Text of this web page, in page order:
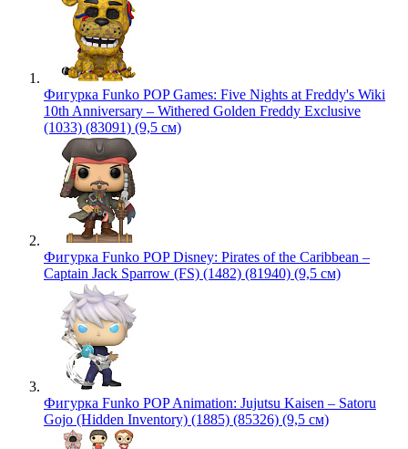
Фигурка Funko POP Games: Five Nights at Freddy's Wiki
10th Anniversary – Withered Golden Freddy Exclusive
(1033) (83091) (9,5 см)
Фигурка Funko POP Disney: Pirates of the Caribbean –
Captain Jack Sparrow (FS) (1482) (81940) (9,5 см)
Фигурка Funko POP Animation: Jujutsu Kaisen – Satoru
Gojo (Hidden Inventory) (1885) (85326) (9,5 см)